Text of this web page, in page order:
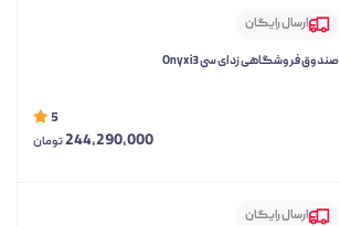
ارسال رایگان
صندوق فروشگاهی زد ای سی Onyx i3
5
244,290,000تومان
ارسال رایگان